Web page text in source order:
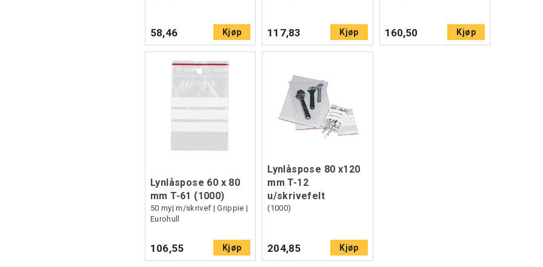
58,46 Kjøp 117,83 Kjøp 160,50 Kjøp
Lynlåspose 60 x 80
mm T-61 (1000)
50 my| m/skrivef | Grippie |
Eurohull
106,55 Kjøp
Lynlåspose 80 x120
mm T-12
u/skrivefelt
(1000)
204,85 Kjøp